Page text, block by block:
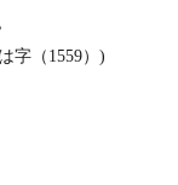
字（1559）)